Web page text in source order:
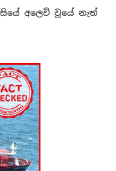
අලෙවි වූයේ නැත්